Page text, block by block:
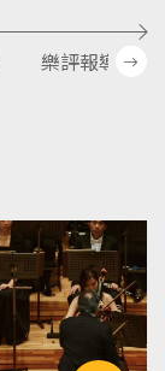
樂評報導